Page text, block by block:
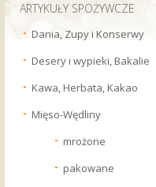
ARTYKUŁY SPOŻYWCZE
Dania, Zupy i Konserwy
Desery i wypieki, Bakalie
Kawa, Herbata, Kakao
Mięso-Wędliny
mrożone
pakowane